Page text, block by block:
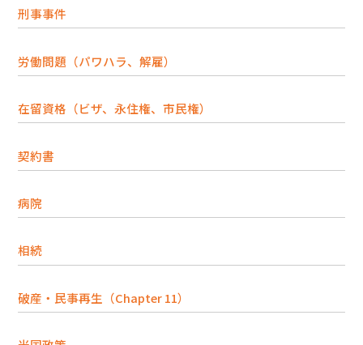
刑事事件
労働問題（パワハラ、解雇）
在留資格（ビザ、永住権、市民権）
契約書
病院
相続
破産・民事再生（Chapter 11）